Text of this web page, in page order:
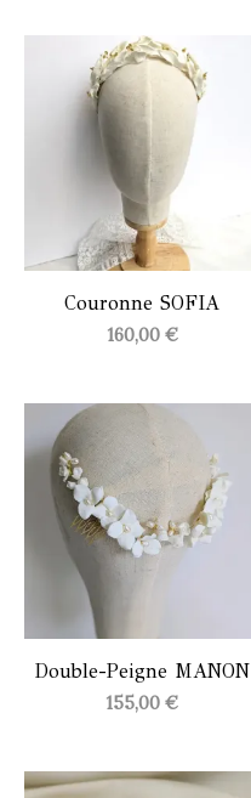
Couronne SOFIA
160,00 €
Double-Peigne MANON
155,00 €